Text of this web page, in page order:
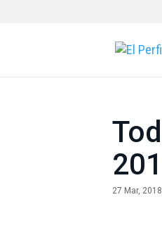
27 Mar, 2018